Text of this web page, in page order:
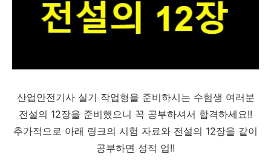
산업안전기사 실기 작업형을 준비하시는 수험생 여러분
전설의 12장을 준비했으니 꼭 공부하셔서 합격하세요!!
추가적으로 아래 링크의 시험 자료와 전설의 12장을 같이
공부하면 성적 업!!